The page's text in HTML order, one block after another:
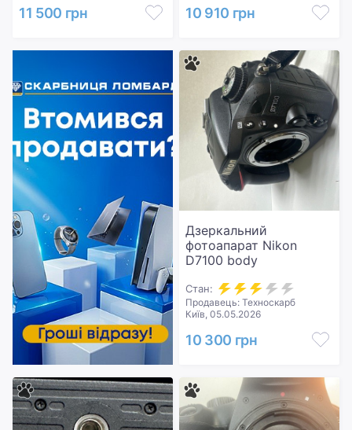
11 500 грн 10 910 грн
Дзеркальний
фотоапарат Nikon
D7100 body
Стан:
Продавець: Техноскарб
Київ, 05.05.2026
10 300 грн